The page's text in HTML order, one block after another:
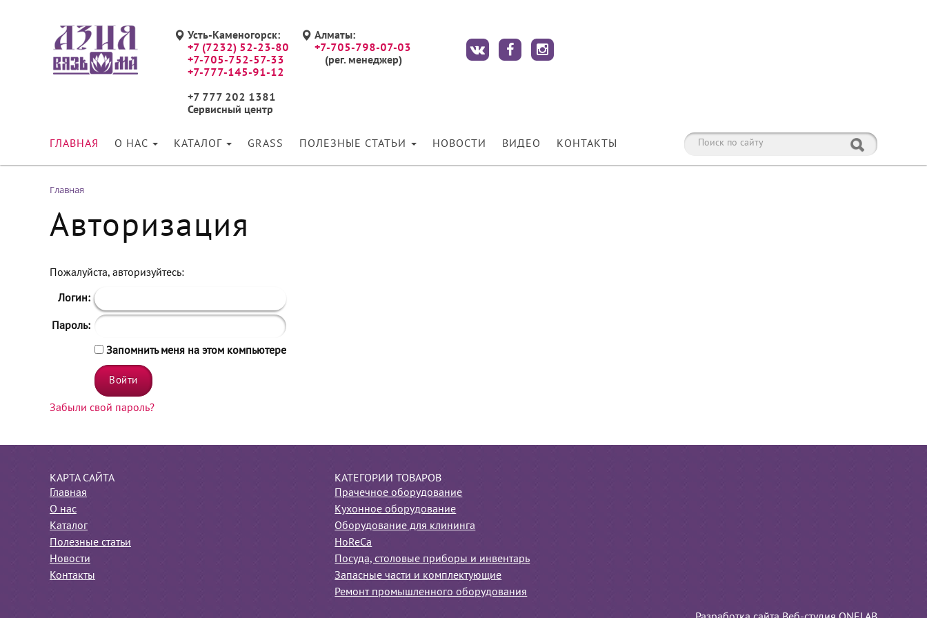
Усть-Каменогорск:
+7 (7232) 52-23-80
+7-705-752-57-33
+7-777-145-91-12
+7 777 202 1381
Сервисный центр
Алматы:
+7-705-798-07-03
(рег. менеджер)
ГЛАВНАЯ О НАС КАТАЛОГ GRASS ПОЛЕЗНЫЕ СТАТЬИ НОВОСТИ ВИДЕО КОНТАКТЫ
Главная
Авторизация
Пожалуйста, авторизуйтесь:
Логин:
Пароль:
Запомнить меня на этом компьютере
Забыли свой пароль?
КАРТА САЙТА
Главная
О нас
Каталог
Полезные статьи
Новости
Контакты
КАТЕГОРИИ ТОВАРОВ
Прачечное оборудование
Кухонное оборудование
Оборудование для клининга
HoReCa
Посуда, столовые приборы и инвентарь
Запасные части и комплектующие
Ремонт промышленного оборудования